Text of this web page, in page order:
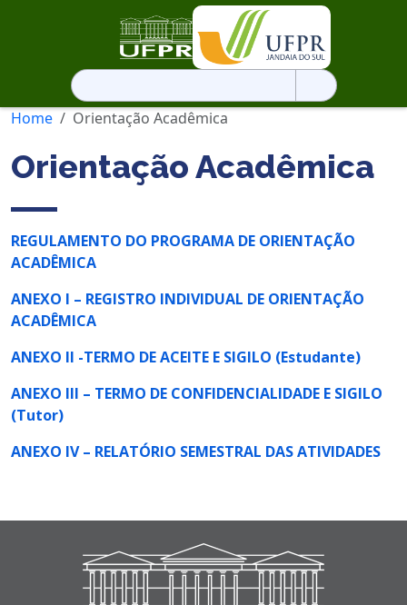
Pesquisar
por:
Home
Orientação Acadêmica
Orientação Acadêmica
REGULAMENTO DO PROGRAMA DE ORIENTAÇÃO
ACADÊMICA
ANEXO I – REGISTRO INDIVIDUAL DE ORIENTAÇÃO
ACADÊMICA
ANEXO II -TERMO DE ACEITE E SIGILO (Estudante)
ANEXO III – TERMO DE CONFIDENCIALIDADE E SIGILO
(Tutor)
ANEXO IV – RELATÓRIO SEMESTRAL DAS ATIVIDADES